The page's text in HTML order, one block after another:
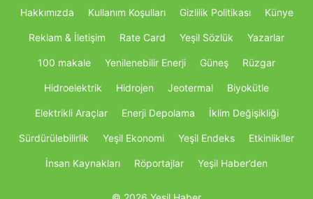
Hakkımızda Kullanım Koşulları Gizlilik Politikası Künye
Reklam & İletişim Rate Card Yeşil Sözlük Yazarlar
100 makale Yenilenebilir Enerji Güneş Rüzgar
Hidroelektrik Hidrojen Jeotermal Biyokütle
Elektrikli Araçlar Enerji Depolama İklim Değişikliği
Sürdürülebilirlik Yeşil Ekonomi Yeşil Endeks Etkinlikller
İnsan Kaynakları Röportajlar Yeşil Haber’den